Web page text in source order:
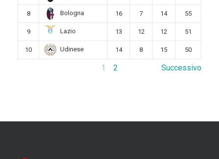
8 Bologna 16 7 14 55
9 Lazio 13 12 12 51
10 Udinese 14 8 15 50
1 2 Successivo